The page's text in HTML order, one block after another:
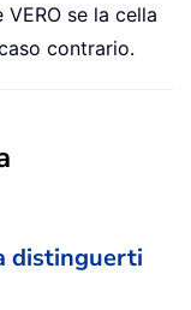
se la cella
contrario.
distinguerti